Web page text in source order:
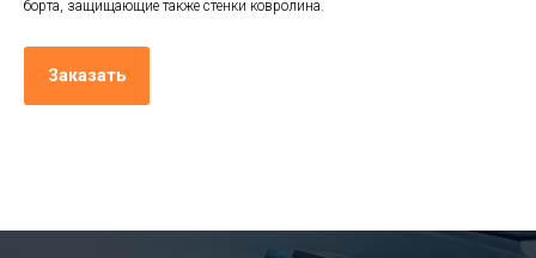
борта, защищающие также стенки ковролина.
Заказать